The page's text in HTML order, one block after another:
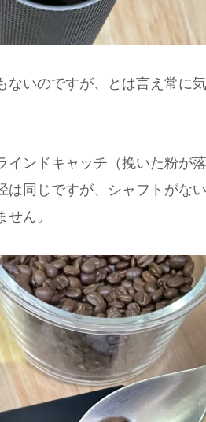
ないのですが、とは言え常に
インドキャッチ（挽いた粉が
は同じですが、シャフトがな
ん。